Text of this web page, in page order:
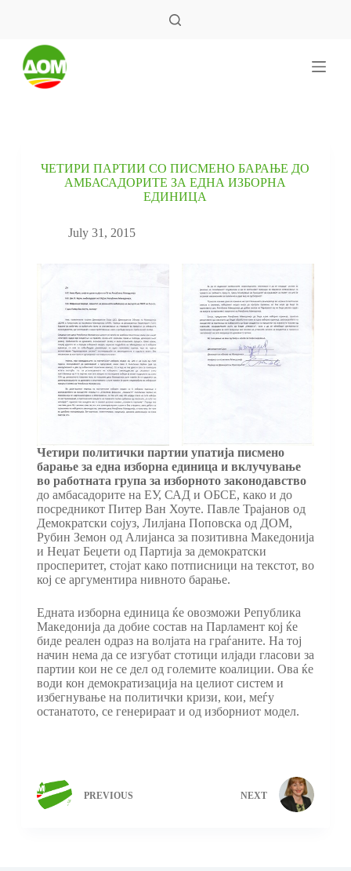
ЧЕТИРИ ПАРТИИ СО ПИСМЕНО БАРАЊЕ ДО
АМБАСАДОРИТЕ ЗА ЕДНА ИЗБОРНА
ЕДИНИЦА
July 31, 2015
Четири политички партии упатија писмено
барање за една изборна единица и вклучување
во работната група за изборното законодавство
до амбасадорите на ЕУ, САД и ОБСЕ, како и до
посредникот Питер Ван Хоуте. Павле Трајанов од
Демократски сојуз, Лилјана Поповска од ДОМ,
Рубин Земон од Алијанса за позитивна Македонија
и Неџат Беџети од Партија за демократски
просперитет, стојат како потписници на текстот, во
кој се аргументира нивното барање.
Едната изборна единица ќе овозможи Република
Македонија да добие состав на Парламент кој ќе
биде реален одраз на волјата на граѓаните. На тој
начин нема да се изгубат стотици илјади гласови за
партии кои не се дел од големите коалиции. Ова ќе
води кон демократизација на целиот систем и
избегнување на политички кризи, кои, меѓу
останатото, се генерираат и од изборниот модел.
PREVIOUS NEXT